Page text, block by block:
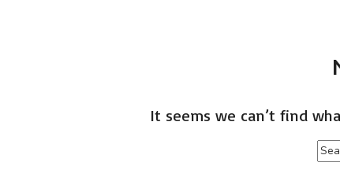
It seems we can’t find